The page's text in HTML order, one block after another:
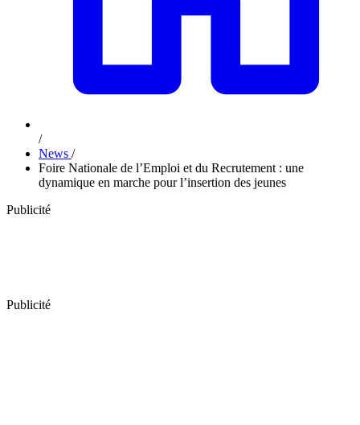
/
News /
Foire Nationale de l’Emploi et du Recrutement : une
dynamique en marche pour l’insertion des jeunes
Publicité
Publicité